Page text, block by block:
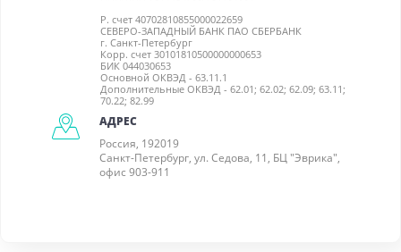
АДРЕС
Россия, 192019
Санкт-Петербург, ул. Седова, 11, БЦ "Эврика",
офис 903-911
Р. счет 40702810855000022659
СЕВЕРО-ЗАПАДНЫЙ БАНК ПАО СБЕРБАНК
г. Санкт-Петербург
Корр. счет 30101810500000000653
БИК 044030653
Основной ОКВЭД - 63.11.1
Дополнительные ОКВЭД - 62.01; 62.02; 62.09; 63.11;
70.22; 82.99